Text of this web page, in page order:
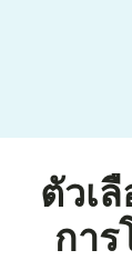
ตัวเ
การ